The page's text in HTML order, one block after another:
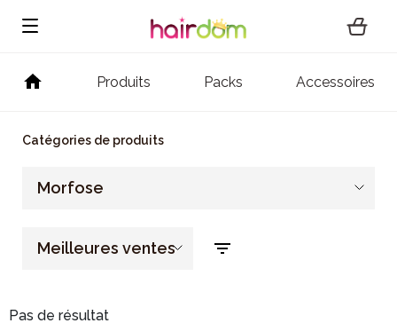
Produits Packs Accessoires
Catégories de produits
Morfose
Meilleures ventes
Pas de résultat